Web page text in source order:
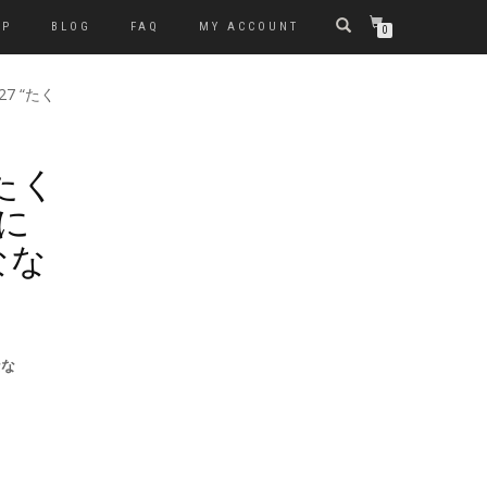
BLOG FAQ MY ACCOUNT 0
“たく
く
な